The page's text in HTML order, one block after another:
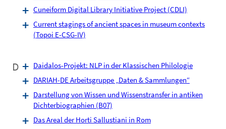
Cuneiform Digital Library Initiative Project (CDLI)
Current stagings of ancient spaces in museum contexts
(Topoi E-CSG-IV)
D
Daidalos-Projekt: NLP in der Klassischen Philologie
DARIAH-DE Arbeitsgruppe „Daten & Sammlungen“
Darstellung von Wissen und Wissenstransfer in antiken
Dichterbiographien (B07)
Das Areal der Horti Sallustiani in Rom